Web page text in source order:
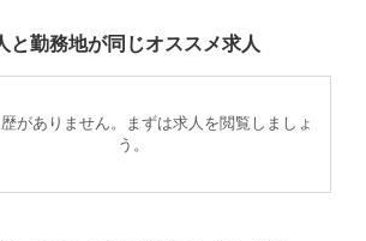
と勤務地が同じオススメ求人
がありません。まずは求人を閲覧しましょ
う。